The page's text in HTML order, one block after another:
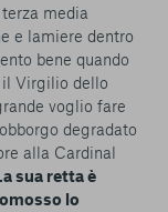
media
e lamiere dentro
bene quando
il Virgilio dello
voglio fare
degradato
alla Cardinal
sua retta è
lo